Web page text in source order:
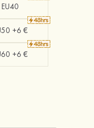
EU40
+6 €
+6 €